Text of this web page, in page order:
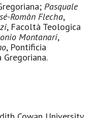
Pasquale
Romàn Flecha,
, Facoltà Teologica
Montanari,
, Pontificia